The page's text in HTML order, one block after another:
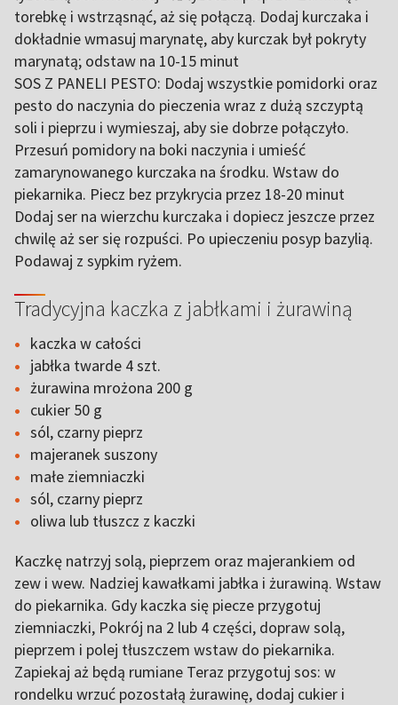
torebkę i wstrząsnąć, aż się połączą. Dodaj kurczaka i
dokładnie wmasuj marynatę, aby kurczak był pokryty
marynatą; odstaw na 10-15 minut
SOS Z PANELI PESTO: Dodaj wszystkie pomidorki oraz
pesto do naczynia do pieczenia wraz z dużą szczyptą
soli i pieprzu i wymieszaj, aby sie dobrze połączyło.
Przesuń pomidory na boki naczynia i umieść
zamarynowanego kurczaka na środku. Wstaw do
piekarnika. Piecz bez przykrycia przez 18-20 minut
Dodaj ser na wierzchu kurczaka i dopiecz jeszcze przez
chwilę aż ser się rozpuści. Po upieczeniu posyp bazylią.
Podawaj z sypkim ryżem.
Tradycyjna kaczka z jabłkami i żurawiną
kaczka w całości
jabłka twarde 4 szt.
żurawina mrożona 200 g
cukier 50 g
sól, czarny pieprz
majeranek suszony
małe ziemniaczki
sól, czarny pieprz
oliwa lub tłuszcz z kaczki
Kaczkę natrzyj solą, pieprzem oraz majerankiem od
zew i wew. Nadziej kawałkami jabłka i żurawiną. Wstaw
do piekarnika. Gdy kaczka się piecze przygotuj
ziemniaczki, Pokrój na 2 lub 4 części, dopraw solą,
pieprzem i polej tłuszczem wstaw do piekarnika.
Zapiekaj aż będą rumiane Teraz przygotuj sos: w
rondelku wrzuć pozostałą żurawinę, dodaj cukier i